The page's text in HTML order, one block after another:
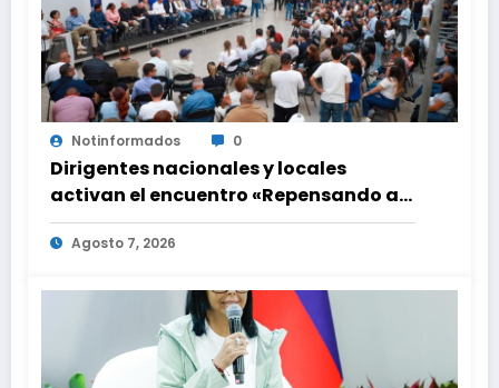
Notinformados 0
Dirigentes nacionales y locales
activan el encuentro «Repensando a
Venezuela» para impulsar propuestas
desde las comunidades
Agosto 7, 2026